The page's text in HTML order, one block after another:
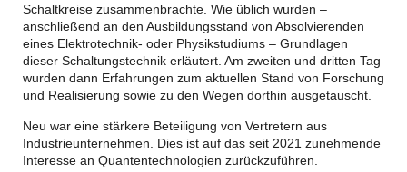
Schaltkreise zusammenbrachte. Wie üblich wurden –
anschließend an den Ausbildungsstand von Absolvierenden
eines Elektrotechnik- oder Physikstudiums – Grundlagen
dieser Schaltungstechnik erläutert. Am zweiten und dritten Tag
wurden dann Erfahrungen zum aktuellen Stand von Forschung
und Realisierung sowie zu den Wegen dorthin ausgetauscht.
Neu war eine stärkere Beteiligung von Vertretern aus
Industrieunternehmen. Dies ist auf das seit 2021 zunehmende
Interesse an Quantentechnologien zurückzuführen.